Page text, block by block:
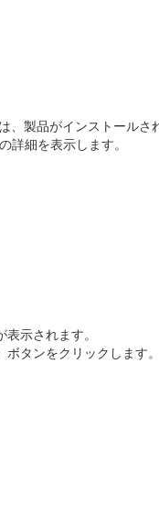
製品がインストールさ
詳細を表示します。
示されます。
タンをクリックします。